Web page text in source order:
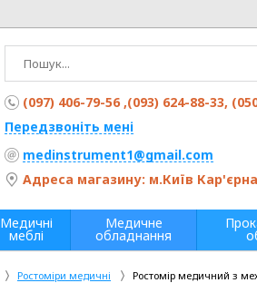
Ростоміри медичні Ростомір медичний з
(097) 406-79-56 ,(093) 624-88-33,
Передзвоніть мені
medinstrument1@gmail.com
Адреса магазину: м.Київ
Медичні
меблі
Медичне
обладнання